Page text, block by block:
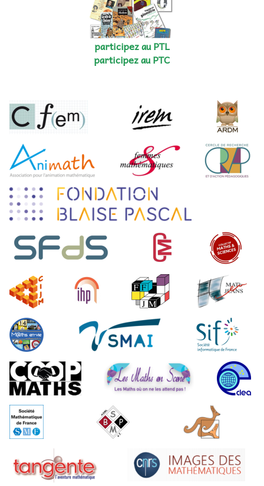
participez au PTL
participez au PTC